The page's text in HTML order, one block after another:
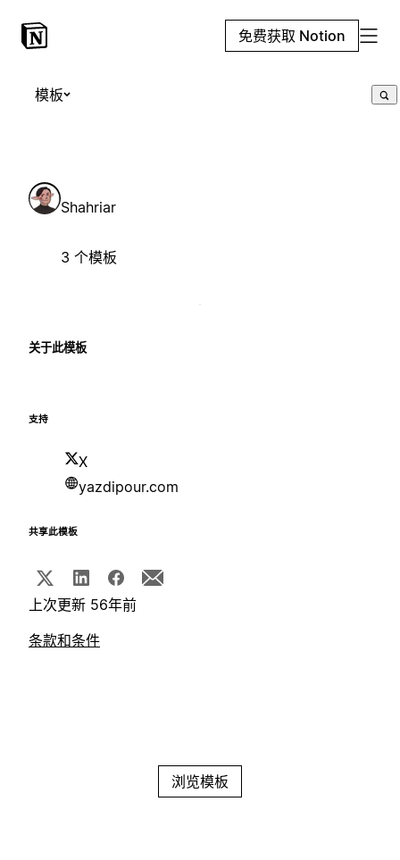
免费获取 Notion
模板
Shahriar
3 个模板
关于此模板
支持
X
yazdipour.com
共享此模板
上次更新 56年前
条款和条件
浏览模板